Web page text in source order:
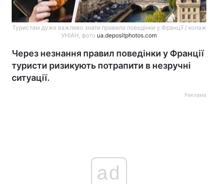
Туристам дуже важливо знати правила поведінки у Франції / колаж
УНІАН, фото ua.depositphotos.com
Через незнання правил поведінки у Франції
туристи ризикують потрапити в незручні
ситуації.
Реклама
ad